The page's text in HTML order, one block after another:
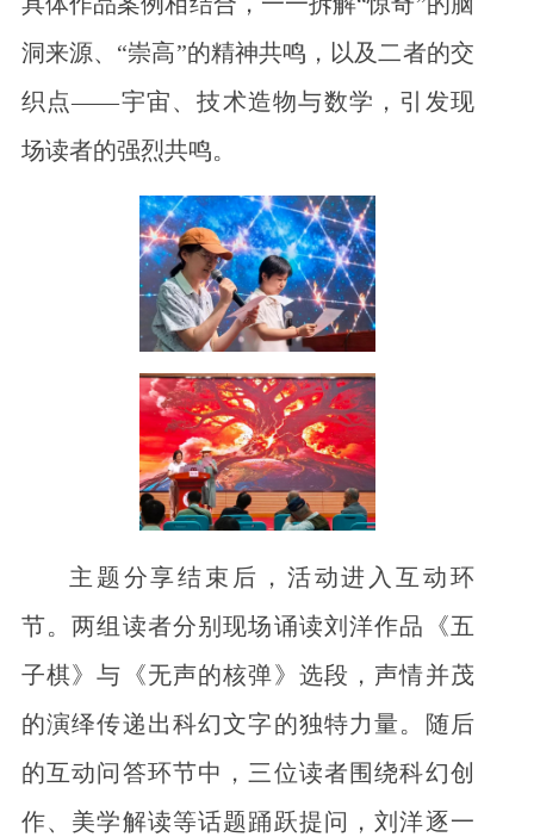
洞来源、“崇高”的精神共鸣，以及二者的交
织点——宇宙、技术造物与数学，引发现
场读者的强烈共鸣。
主题分享结束后，活动进入互动环
节。两组读者分别现场诵读刘洋作品《五
子棋》与《无声的核弹》选段，声情并茂
的演绎传递出科幻文字的独特力量。随后
的互动问答环节中，三位读者围绕科幻创
作、美学解读等话题踊跃提问，刘洋逐一